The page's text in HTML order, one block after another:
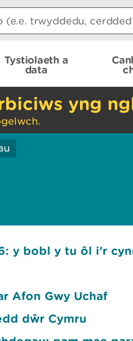
Tystiolaeth a
data
yng
y bobl y tu ôl i'r
Afon Gwy Uchaf
dŵr Cymru